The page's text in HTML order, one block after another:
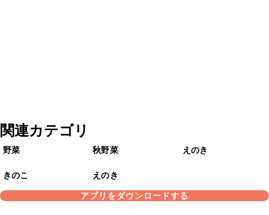
関連カテゴリ
野菜 秋野菜 えのき
きのこ
えのき
アプリをダウンロードする